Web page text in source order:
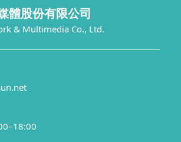
體股份有限公司
& Multimedia Co., Ltd.